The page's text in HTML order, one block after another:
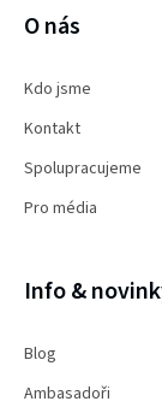
O nás
Kdo jsme
Kontakt
Spolupracujeme
Pro média
Info &
Blog
Ambasadoři